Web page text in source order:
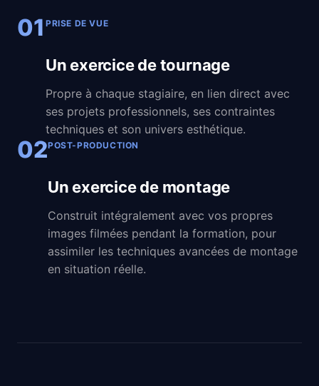
01 PRISE DE VUE
Un exercice de tournage
Propre à chaque stagiaire, en lien direct avec
ses projets professionnels, ses contraintes
techniques et son univers esthétique.
02POST-PRODUCTION
Un exercice de montage
Construit intégralement avec vos propres
images filmées pendant la formation, pour
assimiler les techniques avancées de montage
en situation réelle.